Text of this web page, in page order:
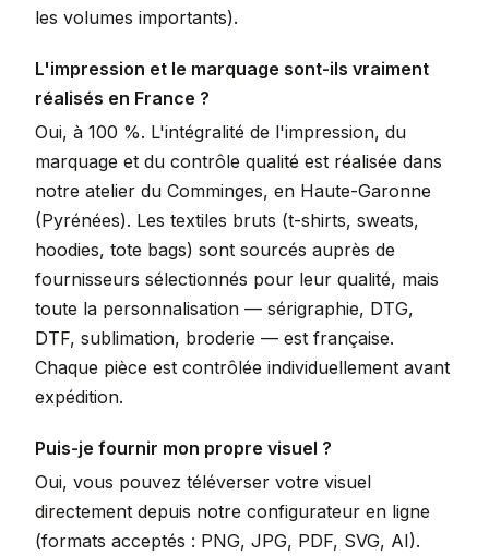
les volumes importants).
L'impression et le marquage sont-ils vraiment
réalisés en France ?
Oui, à 100 %. L'intégralité de l'impression, du
marquage et du contrôle qualité est réalisée dans
notre atelier du Comminges, en Haute-Garonne
(Pyrénées). Les textiles bruts (t-shirts, sweats,
hoodies, tote bags) sont sourcés auprès de
fournisseurs sélectionnés pour leur qualité, mais
toute la personnalisation — sérigraphie, DTG,
DTF, sublimation, broderie — est française.
Chaque pièce est contrôlée individuellement avant
expédition.
Puis-je fournir mon propre visuel ?
Oui, vous pouvez téléverser votre visuel
directement depuis notre configurateur en ligne
(formats acceptés : PNG, JPG, PDF, SVG, AI).